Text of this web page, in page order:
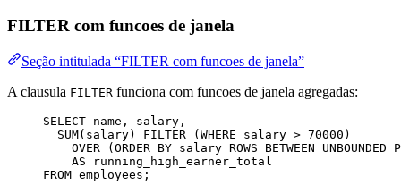
FILTER com funcoes de janela
Seção intitulada “FILTER com funcoes de janela”
A clausula FILTER funciona com funcoes de janela agregadas:
SELECT name , salary,
SUM(salary) FILTER ( WHERE salary > 70000 )
OVER ( ORDER BY salary ROWS BETWEEN UNBOUNDED
AS running_high_earner_total
FROM employees;